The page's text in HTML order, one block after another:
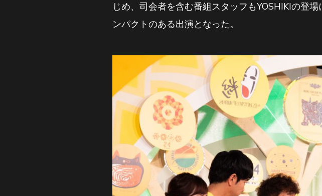
じめ、司会者を含む番組スタッフもYOSHIKIの登
ンパクトのある出演となった。